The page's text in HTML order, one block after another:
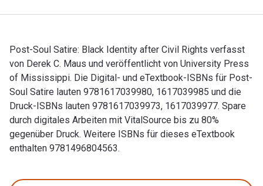
Post-Soul Satire: Black Identity after Civil Rights verfasst
von Derek C. Maus und veröffentlicht von University Press
of Mississippi. Die Digital- und eTextbook-ISBNs für Post-
Soul Satire lauten 9781617039980, 1617039985 und die
Druck-ISBNs lauten 9781617039973, 1617039977. Spare
durch digitales Arbeiten mit VitalSource bis zu 80%
gegenüber Druck. Weitere ISBNs für dieses eTextbook
enthalten 9781496804563.